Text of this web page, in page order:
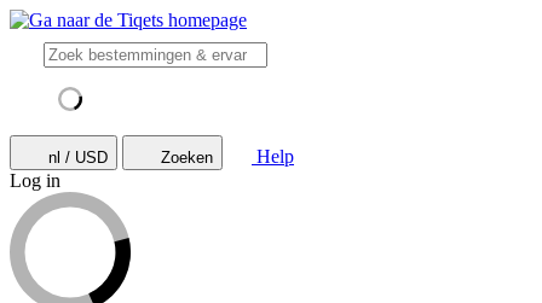
nl / USD Zoeken
Help
Log in